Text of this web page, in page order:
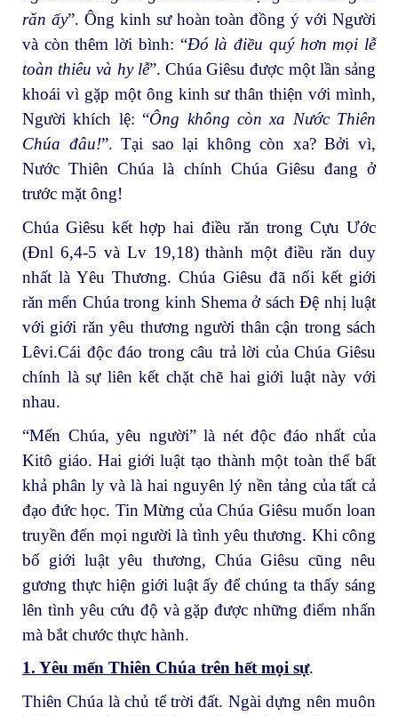
răn ấy”. Ông kinh sư hoàn toàn đồng ý với Người
và còn thêm lời bình: “Đó là điều quý hơn mọi lễ
toàn thiêu và hy lễ”. Chúa Giêsu được một lần sảng
khoái vì gặp một ông kinh sư thân thiện với mình,
Người khích lệ: “Ông không còn xa Nước Thiên
Chúa đâu!”. Tại sao lại không còn xa? Bởi vì,
Nước Thiên Chúa là chính Chúa Giêsu đang ở
trước mặt ông!
Chúa Giêsu kết hợp hai điều răn trong Cựu Ước
(Đnl 6,4-5 và Lv 19,18) thành một điều răn duy
nhất là Yêu Thương. Chúa Giêsu đã nối kết giới
răn mến Chúa trong kinh Shema ở sách Đệ nhị luật
với giới răn yêu thương người thân cận trong sách
Lêvi.Cái độc đáo trong câu trả lời của Chúa Giêsu
chính là sự liên kết chặt chẽ hai giới luật này với
nhau.
“Mến Chúa, yêu người” là nét độc đáo nhất của
Kitô giáo. Hai giới luật tạo thành một toàn thể bất
khả phân ly và là hai nguyên lý nền tảng của tất cả
đạo đức học. Tin Mừng của Chúa Giêsu muốn loan
truyền đến mọi người là tình yêu thương. Khi công
bố giới luật yêu thương, Chúa Giêsu cũng nêu
gương thực hiện giới luật ấy để chúng ta thấy sáng
lên tình yêu cứu độ và gặp được những điểm nhấn
mà bắt chước thực hành.
1. Yêu mến Thiên Chúa trên hết mọi sự.
Thiên Chúa là chủ tể trời đất. Ngài dựng nên muôn